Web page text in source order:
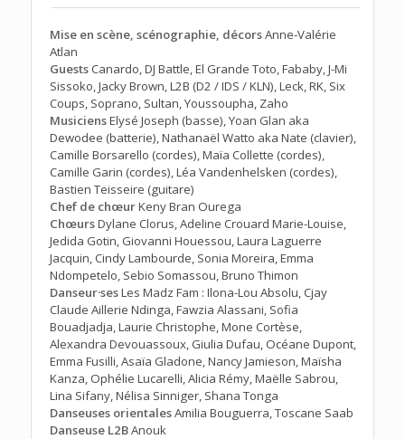
Mise en scène, scénographie, décorsAnne-Valérie
Atlan
GuestsCanardo, DJ Battle, El Grande Toto, Fababy, J-Mi
Sissoko, Jacky Brown, L2B (D2 / IDS / KLN), Leck, RK, Six
Coups, Soprano, Sultan, Youssoupha, Zaho
MusiciensElysé Joseph (basse), Yoan Glan aka
Dewodee (batterie), Nathanaël Watto aka Nate (clavier),
Camille Borsarello (cordes), Maïa Collette (cordes),
Camille Garin (cordes), Léa Vandenhelsken (cordes),
Bastien Teisseire (guitare)
Chef de chœurKeny Bran Ourega
ChœursDylane Clorus, Adeline Crouard Marie-Louise,
Jedida Gotin, Giovanni Houessou, Laura Laguerre
Jacquin, Cindy Lambourde, Sonia Moreira, Emma
Ndompetelo, Sebio Somassou, Bruno Thimon
Danseur·sesLes Madz Fam : Ilona-Lou Absolu, Cjay
Claude Aillerie Ndinga, Fawzia Alassani, Sofia
Bouadjadja, Laurie Christophe, Mone Cortèse,
Alexandra Devouassoux, Giulia Dufau, Océane Dupont,
Emma Fusilli, Asaïa Gladone, Nancy Jamieson, Maïsha
Kanza, Ophélie Lucarelli, Alicia Rémy, Maëlle Sabrou,
Lina Sifany, Nélisa Sinniger, Shana Tonga
Danseuses orientalesAmilia Bouguerra, Toscane Saab
Danseuse L2BAnouk